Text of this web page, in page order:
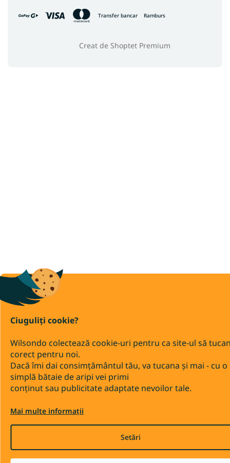
Ciuguliți cookie?
Wilsondo colectează cookie-uri pentru ca site-ul să
corect pentru noi.
Dacă îmi dai consimțământul tău, va tucana și mai - cu o
simplă bătaie de aripi vei primi
conținut sau publicitate adaptate nevoilor tale.
Mai multe informații
Setări
Transfer bancar Ramburs
Creat de Shoptet Premium